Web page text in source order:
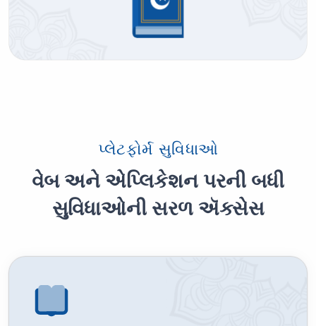
પ્લેટફોર્મ સુવિધાઓ
વેબ અને એપ્લિકેશન પરની બધી
સુવિધાઓની સરળ ઍક્સેસ